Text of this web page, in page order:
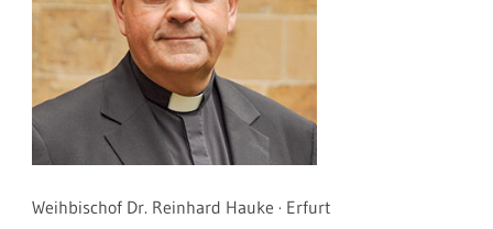
Weihbischof Dr. Reinhard Hauke · Erfurt